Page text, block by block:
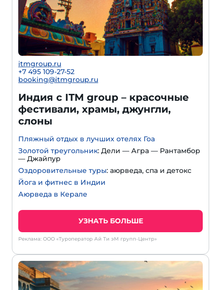
itmgroup.ru
+7 495 109-27-52
booking@itmgroup.ru
Индия с ITM group – красочные
фестивали, храмы, джунгли,
слоны
Пляжный отдых в лучших отелях Гоа
Золотой треугольник: Дели — Агра — Рантамбор
— Джайпур
Оздоровительные туры: аюрведа, спа и детокс
Йога и фитнес в Индии
Аюрведа в Керале
УЗНАТЬ БОЛЬШЕ
Реклама: ООО «Туроператор Ай Ти эМ групп-Центр»